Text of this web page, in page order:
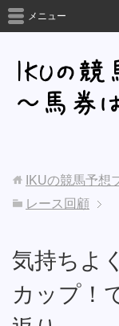
メニュー
IKUの競馬予想
レース回顧
気持ちよ
カップ！